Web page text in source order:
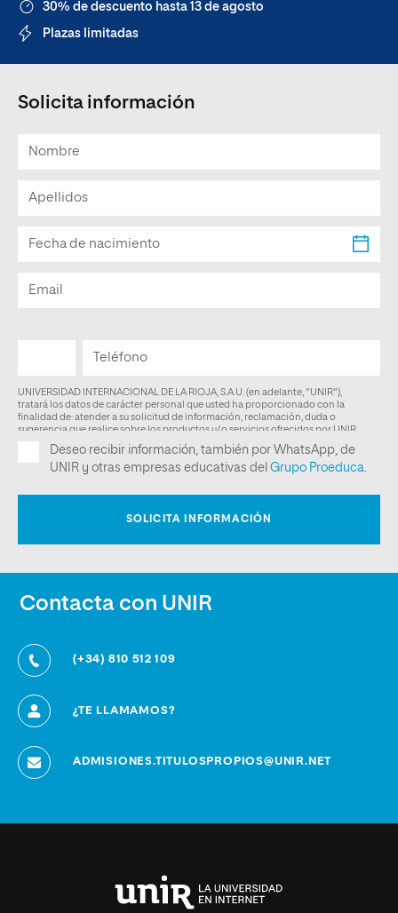
30% de descuento hasta 13 de agosto
Plazas limitadas
Solicita información
Contacta con UNIR
(+34) 810 512 109
¿TE LLAMAMOS?
ADMISIONES.TITULOSPROPIOS@UNIR.NET